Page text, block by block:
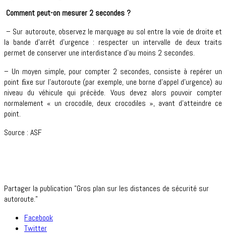
Comment peut-on mesurer 2 secondes ?
– Sur autoroute, observez le marquage au sol entre la voie de droite et
la bande d’arrêt d’urgence : respecter un intervalle de deux traits
permet de conserver une interdistance d’au moins 2 secondes.
– Un moyen simple, pour compter 2 secondes, consiste à repérer un
point ﬁxe sur l’auto­route (par exemple, une borne d’appel d’urgence) au
niveau du véhicule qui précède. Vous devez alors pouvoir compter
normalement « un crocodile, deux crocodiles », avant d’attein­dre ce
point.
Source : ASF
Partager la publication "Gros plan sur les distances de sécurité sur
autoroute."
Facebook
Twitter